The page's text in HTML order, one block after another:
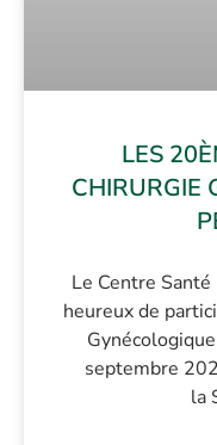
LES
CHIRURGIE
Le Centre
heureux de
septembre
la